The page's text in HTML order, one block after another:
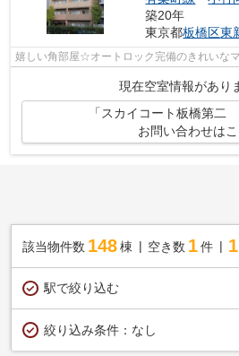
築20年
東京都板橋区東
嬉しい角部屋☆オートロック完備のきれいな
現在空室情報があり
「スカイコート板橋第
お問い合わせは
該当物件数 148棟 空き数 1 件
駅で絞り込む
絞り込み条件： なし